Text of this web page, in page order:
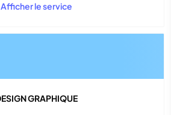
Afficher le service
GRAPHIQUE